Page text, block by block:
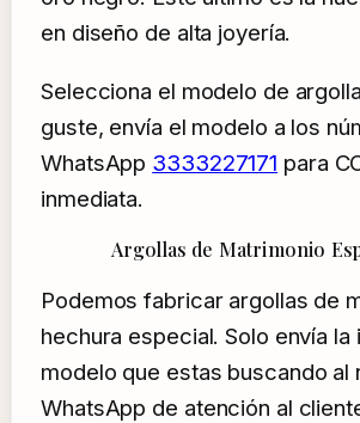
en diseño de alta joyería.
Selecciona el modelo de
guste, envía el modelo a los
WhatsApp 3333227171 para
inmediata.
Argollas de Matrimonio
Podemos fabricar argollas de
hechura especial. Solo envía la
modelo que estas buscando al
WhatsApp de atención al